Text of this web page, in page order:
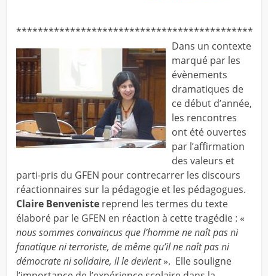
********************************************
Dans un contexte
marqué par les
évènements
dramatiques de
ce début d’année,
les rencontres
ont été ouvertes
par l’affirmation
des valeurs et
parti-pris du GFEN pour contrecarrer les discours
réactionnaires sur la pédagogie et les pédagogues.
Claire Benvenistereprend les termes du texte
élaboré par le GFEN en réaction à cette tragédie : «
nous sommes convaincus que l’homme ne naît pas ni
fanatique ni terroriste, de même qu’il ne naît pas ni
démocrate ni solidaire, il le devient». Elle souligne